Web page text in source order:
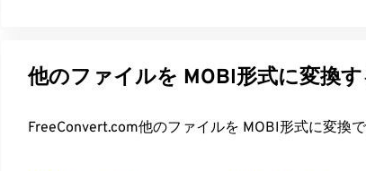
他のファイルを MOBI形式に変換す
FreeConvert.com他のファイルを MOBI形式に変換